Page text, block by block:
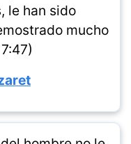
le han sido
mucho